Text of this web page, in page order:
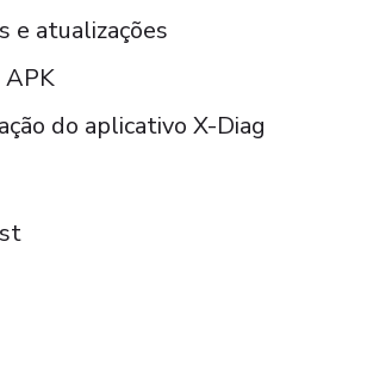
e atualizações
do aplicativo X-Diag